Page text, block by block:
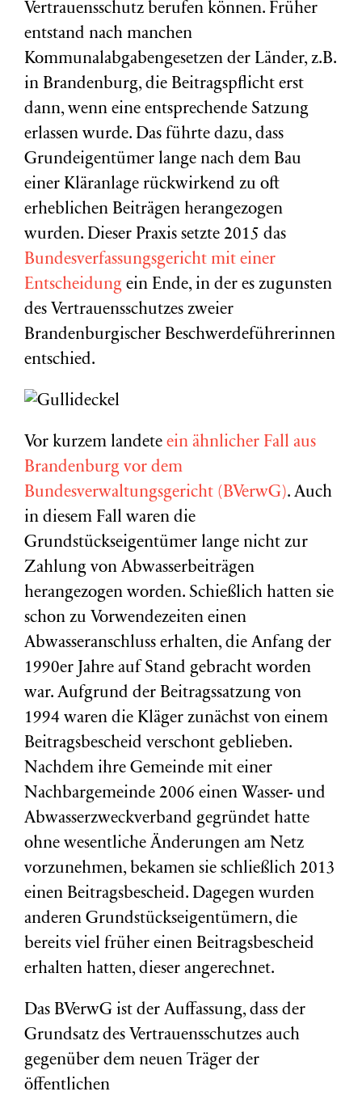
Vertrauensschutz berufen können. Früher
entstand nach manchen
Kommunalabgabengesetzen der Länder, z.B.
in Brandenburg, die Beitragspflicht erst
dann, wenn eine entsprechende Satzung
erlassen wurde. Das führte dazu, dass
Grundeigentümer lange nach dem Bau
einer Kläranlage rückwirkend zu oft
erheblichen Beiträgen herangezogen
wurden. Dieser Praxis setzte 2015 das
Bundesverfassungsgericht mit einer
Entscheidung ein Ende, in der es zugunsten
des Vertrauensschutzes zweier
Brandenburgischer Beschwerdeführerinnen
entschied.
Vor kurzem landete ein ähnlicher Fall aus
Brandenburg vor dem
Bundesverwaltungsgericht (BVerwG). Auch
in diesem Fall waren die
Grundstückseigentümer lange nicht zur
Zahlung von Abwasserbeiträgen
herangezogen worden. Schießlich hatten sie
schon zu Vorwendezeiten einen
Abwasseranschluss erhalten, die Anfang der
1990er Jahre auf Stand gebracht worden
war. Aufgrund der Beitragssatzung von
1994 waren die Kläger zunächst von einem
Beitragsbescheid verschont geblieben.
Nachdem ihre Gemeinde mit einer
Nachbargemeinde 2006 einen Wasser- und
Abwasserzweckverband gegründet hatte
ohne wesentliche Änderungen am Netz
vorzunehmen, bekamen sie schließlich 2013
einen Beitragsbescheid. Dagegen wurden
anderen Grundstückseigentümern, die
bereits viel früher einen Beitragsbescheid
erhalten hatten, dieser angerechnet.
Das BVerwG ist der Auffassung, dass der
Grundsatz des Vertrauensschutzes auch
gegenüber dem neuen Träger der
öffentlichen